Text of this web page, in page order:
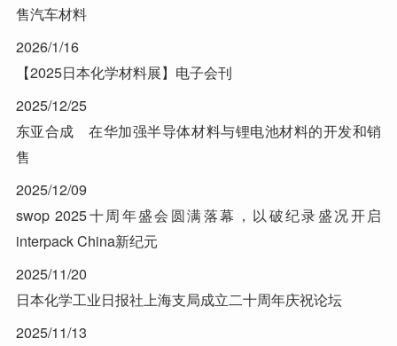
售汽车材料
2026/1/16
【2025日本化学材料展】电子会刊
2025/12/25
东亚合成 在华加强半导体材料与锂电池材料的开发和销
售
2025/12/09
swop 2025十周年盛会圆满落幕，以破纪录盛况开启
interpack China新纪元
2025/11/20
日本化学工业日报社上海支局成立二十周年庆祝论坛
2025/11/13